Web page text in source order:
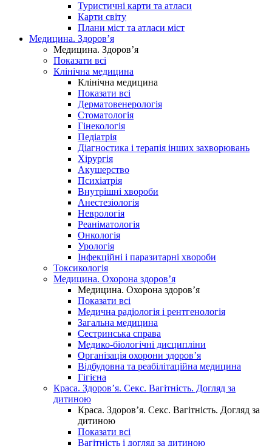
Туристичні карти та атласи
Карти світу
Плани міст та атласи міст
Медицина. Здоров’я
Медицина. Здоров’я
Показати всі
Клінічна медицина
Клінічна медицина
Показати всі
Дерматовенерологія
Стоматологія
Гінекологія
Педіатрія
Діагностика і терапія інших захворювань
Хірургія
Акушерство
Психіатрія
Внутрішні хвороби
Анестезіологія
Неврологія
Реаніматологія
Онкологія
Урологія
Інфекційні і паразитарні хвороби
Токсикологія
Медицина. Охорона здоров’я
Медицина. Охорона здоров’я
Показати всі
Медична радіологія і рентгенологія
Загальна медицина
Сестринська справа
Медико-біологічні дисципліни
Організація охорони здоров’я
Відбудовна та реабілітаційна медицина
Гігієна
Краса. Здоров’я. Секс. Вагітність. Догляд за
дитиною
Краса. Здоров’я. Секс. Вагітність. Догляд за
дитиною
Показати всі
Вагітність і догляд за дитиною